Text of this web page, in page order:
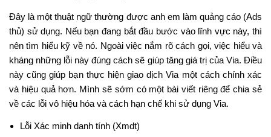
Đây là một thuật ngữ thường được anh em làm quảng cáo (Ads
thủ) sử dụng. Nếu bạn đang bắt đầu bước vào lĩnh vực này, thì
nên tìm hiểu kỹ về nó. Ngoài việc nắm rõ cách gọi, việc hiểu và
kháng những lỗi này đúng cách sẽ giúp tăng giá trị của Via. Điều
này cũng giúp bạn thực hiện giao dịch Via một cách chính xác
và hiệu quả hơn. Mình sẽ sớm có một bài viết riêng để chia sẻ
về các lỗi vô hiệu hóa và cách hạn chế khi sử dụng Via.
Lỗi Xác minh danh tính (Xmdt)